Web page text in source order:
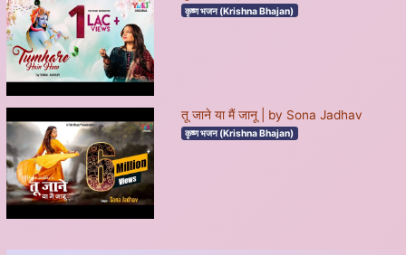
कृष्ण भजन (Krishna Bhajan)
तू जाने या मैं जानू | by Sona Jadhav
कृष्ण भजन (Krishna Bhajan)